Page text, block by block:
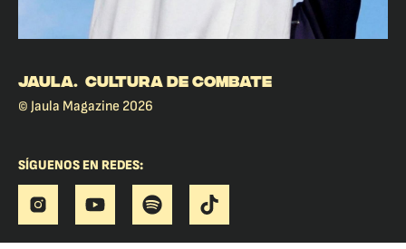
JAULA. CULTURA DE COMBATE
© Jaula Magazine 2026
SÍGUENOS EN REDES: